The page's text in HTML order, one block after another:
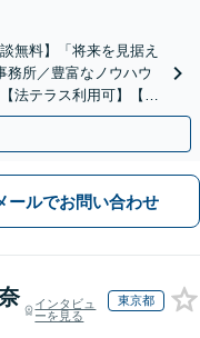
無料】「将来を見据え
務所／豊富なノウハウ
法テラス利用可】【秘
ールでお問い合わせ
インタビュ
ーを見る
東京都